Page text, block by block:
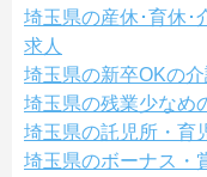
埼玉県の産休･育休･
求人
埼玉県の新卒OKの
埼玉県の残業少なめ
埼玉県の託児所・育
埼玉県のボーナス・